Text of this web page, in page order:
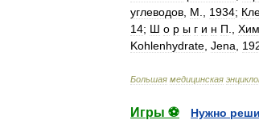
углеводов М 1934;
14; Ш о р ы г и н П
Kohlenhydrate Jena
Большая медицинская
Игры ⚽
Нужно